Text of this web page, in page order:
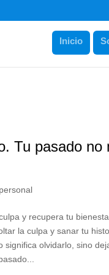
Inicio
Tu pasado no
y recupera tu
la culpa y sanar tu
significa olvidarlo, sino